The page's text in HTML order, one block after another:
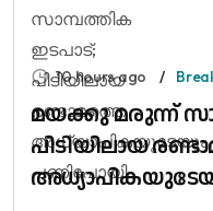
10 hours ago
മയക്കു മരുന്ന്
പിടിയിലായ